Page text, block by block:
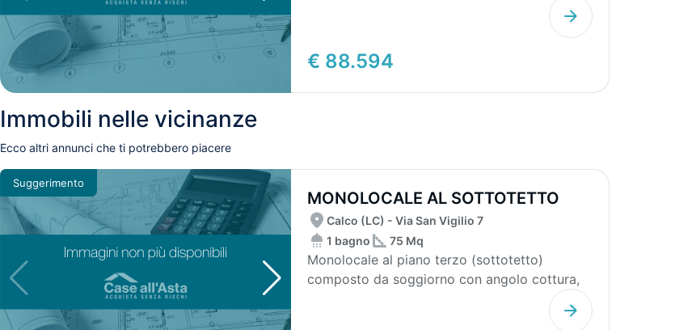
€ 88.594
Immobili nelle vicinanze
Ecco altri annunci che ti potrebbero piacere
Suggerimento
MONOLOCALE AL SOTTOTETTO
CON TERRAZZO
Calco (LC) - Via San Vigilio 7
1 bagno
75 Mq
Monolocale al piano terzo (sottotetto)
composto da soggiorno con angolo cottura,